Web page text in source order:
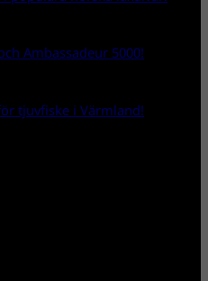
Ambassadeur 5000!
tjuvfiske i Värmland!